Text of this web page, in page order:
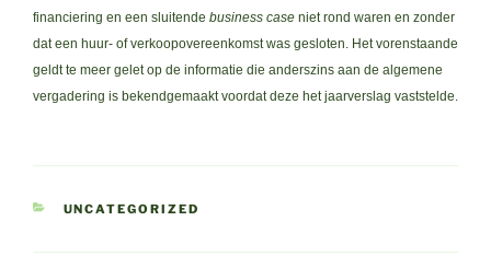
financiering en een sluitende business case niet rond waren en zonder
dat een huur- of verkoopovereenkomst was gesloten. Het vorenstaande
geldt te meer gelet op de informatie die anderszins aan de algemene
vergadering is bekendgemaakt voordat deze het jaarverslag vaststelde.
CATEGORIEËN
UNCATEGORIZED